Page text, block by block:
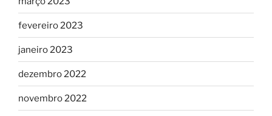
fevereiro 2023
janeiro 2023
dezembro 2022
novembro 2022